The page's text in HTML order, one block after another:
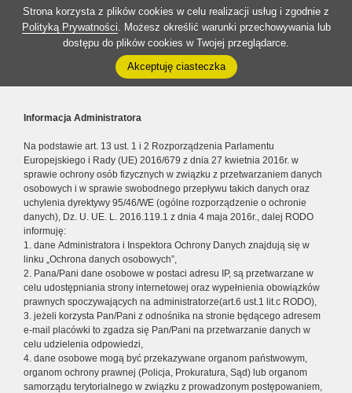
Strona korzysta z plików cookies w celu realizacji usług i zgodnie z
Polityką Prywatności. Możesz określić warunki przechowywania lub
dostępu do plików cookies w Twojej przeglądarce.
Akceptuję ciasteczka
Informacja Administratora
Na podstawie art. 13 ust. 1 i 2 Rozporządzenia Parlamentu
Europejskiego i Rady (UE) 2016/679 z dnia 27 kwietnia 2016r. w
sprawie ochrony osób fizycznych w związku z przetwarzaniem danych
osobowych i w sprawie swobodnego przepływu takich danych oraz
uchylenia dyrektywy 95/46/WE (ogólne rozporządzenie o ochronie
danych), Dz. U. UE. L. 2016.119.1 z dnia 4 maja 2016r., dalej RODO
informuję:
1. dane Administratora i Inspektora Ochrony Danych znajdują się w
linku „Ochrona danych osobowych”,
2. Pana/Pani dane osobowe w postaci adresu IP, są przetwarzane w
celu udostępniania strony internetowej oraz wypełnienia obowiązków
prawnych spoczywających na administratorze(art.6 ust.1 lit.c RODO),
3. jeżeli korzysta Pan/Pani z odnośnika na stronie będącego adresem
e-mail placówki to zgadza się Pan/Pani na przetwarzanie danych w
celu udzielenia odpowiedzi,
4. dane osobowe mogą być przekazywane organom państwowym,
organom ochrony prawnej (Policja, Prokuratura, Sąd) lub organom
samorządu terytorialnego w związku z prowadzonym postępowaniem,